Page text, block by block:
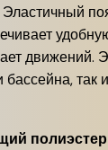
движений.
бассейна, так
полиэстер